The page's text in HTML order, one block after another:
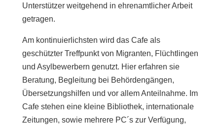
Unterstützer weitgehend in ehrenamtlicher Arbeit
getragen.
Am kontinuierlichsten wird das Cafe als
geschützter Treffpunkt von Migranten, Flüchtlingen
und Asylbewerbern genutzt. Hier erfahren sie
Beratung, Begleitung bei Behördengängen,
Übersetzungshilfen und vor allem Anteilnahme. Im
Cafe stehen eine kleine Bibliothek, internationale
Zeitungen, sowie mehrere PC´s zur Verfügung,